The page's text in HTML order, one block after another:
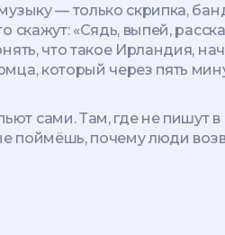
— только скрипка,
«Сядь, выпей,
что такое Ирландия,
который через пять
сами. Там, где не пишут в
поймёшь, почему люди